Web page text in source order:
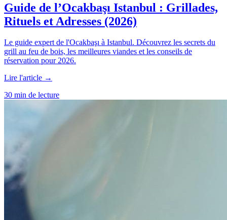
Guide de l’Ocakbaşı Istanbul : Grillades,
Rituels et Adresses (2026)
Le guide expert de l'Ocakbaşı à Istanbul. Découvrez les secrets du
grill au feu de bois, les meilleures viandes et les conseils de
réservation pour 2026.
Lire l'article →
30 min de lecture